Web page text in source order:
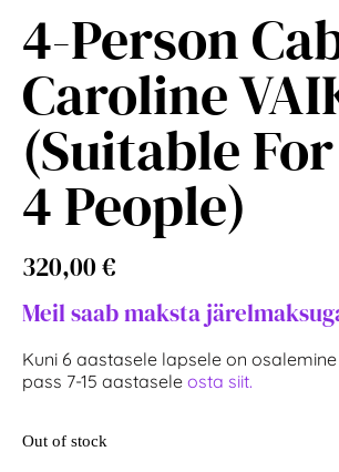
4-Person
Caroline
(suitable
4 People)
320,00€
Meil saab maksta
Kuni 6 aastasele lapsele on
pass 7-15 aastasele osta siit.
Out of stock